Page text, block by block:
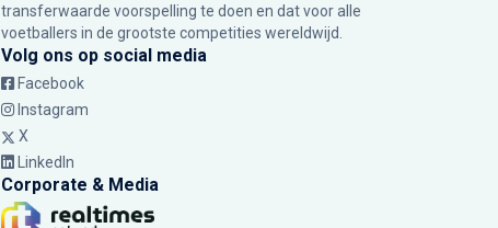
transferwaarde voorspelling te doen en dat voor alle
voetballers in de grootste competities wereldwijd.
Volg ons op social media
Facebook
Instagram
X
LinkedIn
Corporate & Media